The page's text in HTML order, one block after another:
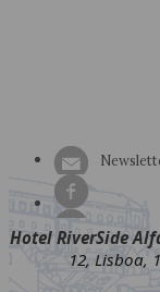
Hotel RiverSide
12, Lisboa,